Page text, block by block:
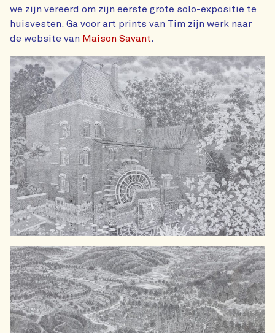
we zijn vereerd om zijn eerste grote solo-expositie te
huisvesten. Ga voor art prints van Tim zijn werk naar
de website van Maison Savant.